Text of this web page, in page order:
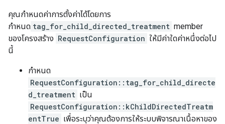
คุณกำหนดค่าการตั้งค่าได้โดยการ
กำหนด tag_for_child_directed_treatment member
ของโครงสร้าง RequestConfiguration ให้มีค่าใดค่าหนึ่งต่อไป
นี้
กำหนด
RequestConfiguration::tag_for_child_directe
d_treatment เป็น
RequestConfiguration::kChildDirectedTreatm
entTrue เพื่อระบุว่าคุณต้องการให้ระบบพิจารณาเนื้อหาของ